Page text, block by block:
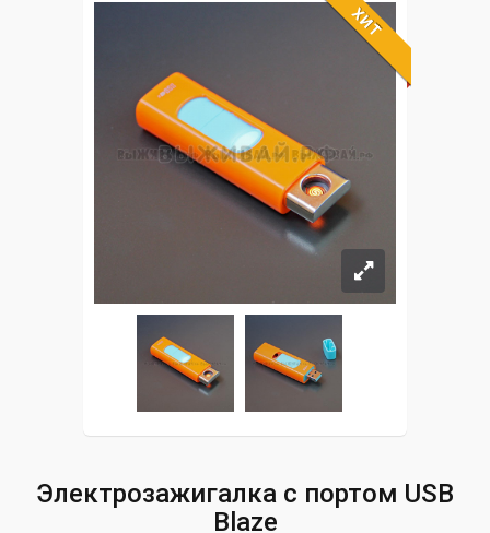
ХИТ
Электрозажигалка с портом USB
Blaze